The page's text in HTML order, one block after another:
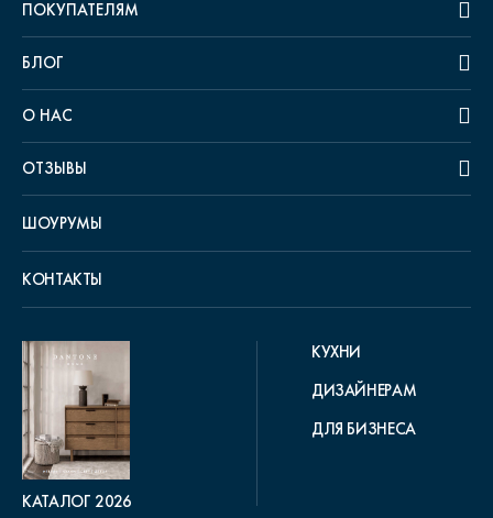
ПОКУПАТЕЛЯМ
БЛОГ
О НАС
ОТЗЫВЫ
ШОУРУМЫ
КОНТАКТЫ
КАТАЛОГ 2026
КУХНИ
ДИЗАЙНЕРАМ
ДЛЯ БИЗНЕСА